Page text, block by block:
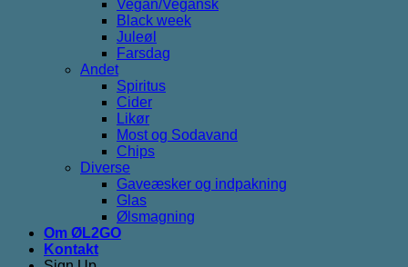
Vegan/Vegansk
Black week
Juleøl
Farsdag
Andet
Spiritus
Cider
Likør
Most og Sodavand
Chips
Diverse
Gaveæsker og indpakning
Glas
Ølsmagning
Om ØL2GO
Kontakt